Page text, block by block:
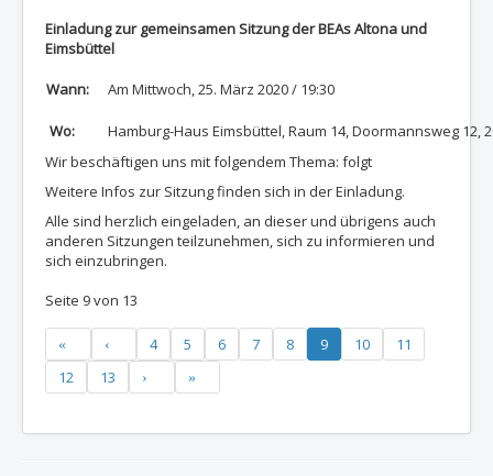
Einladung zur gemeinsamen Sitzung der BEAs Altona und
Eimsbüttel
Wann: Am Mittwoch, 25. März 2020 / 19:30
Wo:
Hamburg-Haus Eimsbüttel, Raum 14, Doormannsweg 12,
Wir beschäftigen uns mit folgendem Thema: folgt
Weitere Infos zur Sitzung finden sich in der Einladung.
Alle sind herzlich eingeladen, an dieser und übrigens auch
anderen Sitzungen teilzunehmen, sich zu informieren und
sich einzubringen.
Seite 9 von 13
4 5 6 7 8 9 10
11
12
13